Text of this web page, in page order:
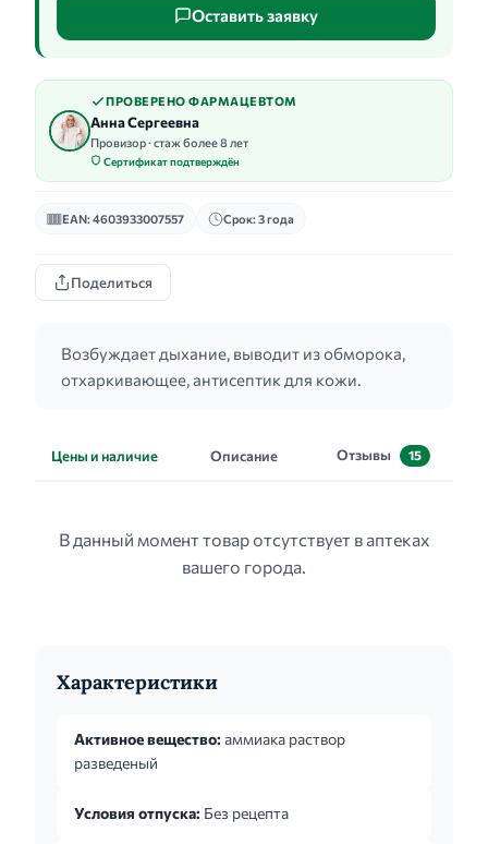
Оставить заявку
ПРОВЕРЕНО ФАРМАЦЕВТОМ
Анна Сергеевна
Провизор · стаж более 8 лет
Сертификат подтверждён
EAN: 4603933007557 Срок: 3 года
Поделиться
Возбуждает дыхание, выводит из обморока,
отхаркивающее, антисептик для кожи.
Цены и наличие Описание Отзывы 15
В данный момент товар отсутствует в аптеках
вашего города.
Характеристики
Активное вещество: аммиака раствор
разведеный
Условия отпуска: Без рецепта